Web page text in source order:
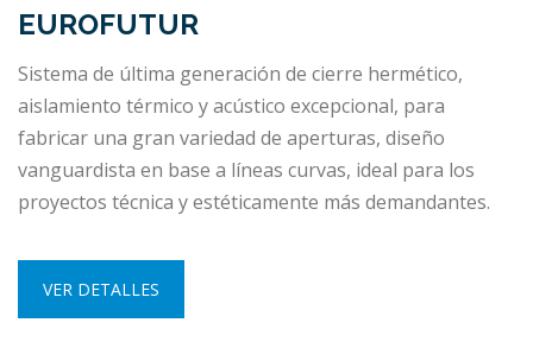
EUROFUTUR
Sistema de última generación de cierre hermético,
aislamiento térmico y acústico excepcional, para
fabricar una gran variedad de aperturas, diseño
vanguardista en base a líneas curvas, ideal para los
proyectos técnica y estéticamente más demandantes.
VER DETALLES